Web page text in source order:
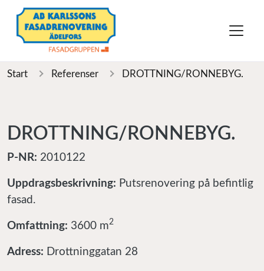
Start Referenser DROTTNING/RONNEBYG.
DROTTNING/RONNEBYG.
P-NR: 2010122
Uppdragsbeskrivning: Putsrenovering på befintlig
fasad.
Omfattning: 3600 m2
Adress: Drottninggatan 28